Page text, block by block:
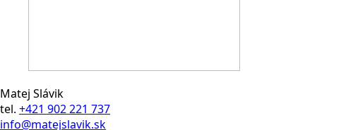
Matej Slávik
tel. +421 902 221 737
info@matejslavik.sk